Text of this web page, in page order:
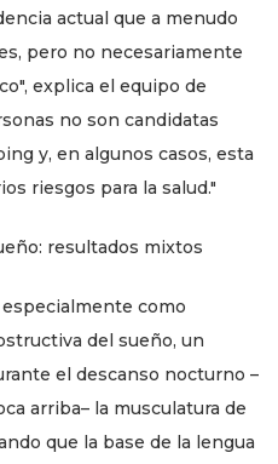
actual que a menudo
pero no necesariamente
explica el equipo de
no son candidatas
y, en algunos casos, esta
riesgos para la salud."
resultados mixtos
como
del sueño, un
el descanso nocturno –
arriba– la musculatura de
que la base de la lengua